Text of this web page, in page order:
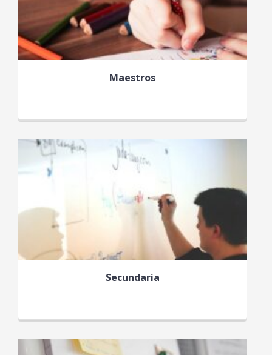
Maestros
Secundaria